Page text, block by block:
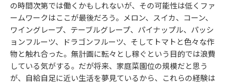
の時間次第では働くかもしれないが、その可能性は低くファ
ームワークはここが最後だろう。メロン、スイカ、コーン、
ワイングレープ、テーブルグレープ、パイナップル、パッシ
ョンフルーツ、ドラゴンフルーツ、そしてトマトと色々な作
物と触れ合った。無計画に転々とし稼ぐという目的では浪費
している気がする。だが将来、家庭菜園位の規模だと思う
が、自給自足に近い生活を夢見ているから、これらの経験は